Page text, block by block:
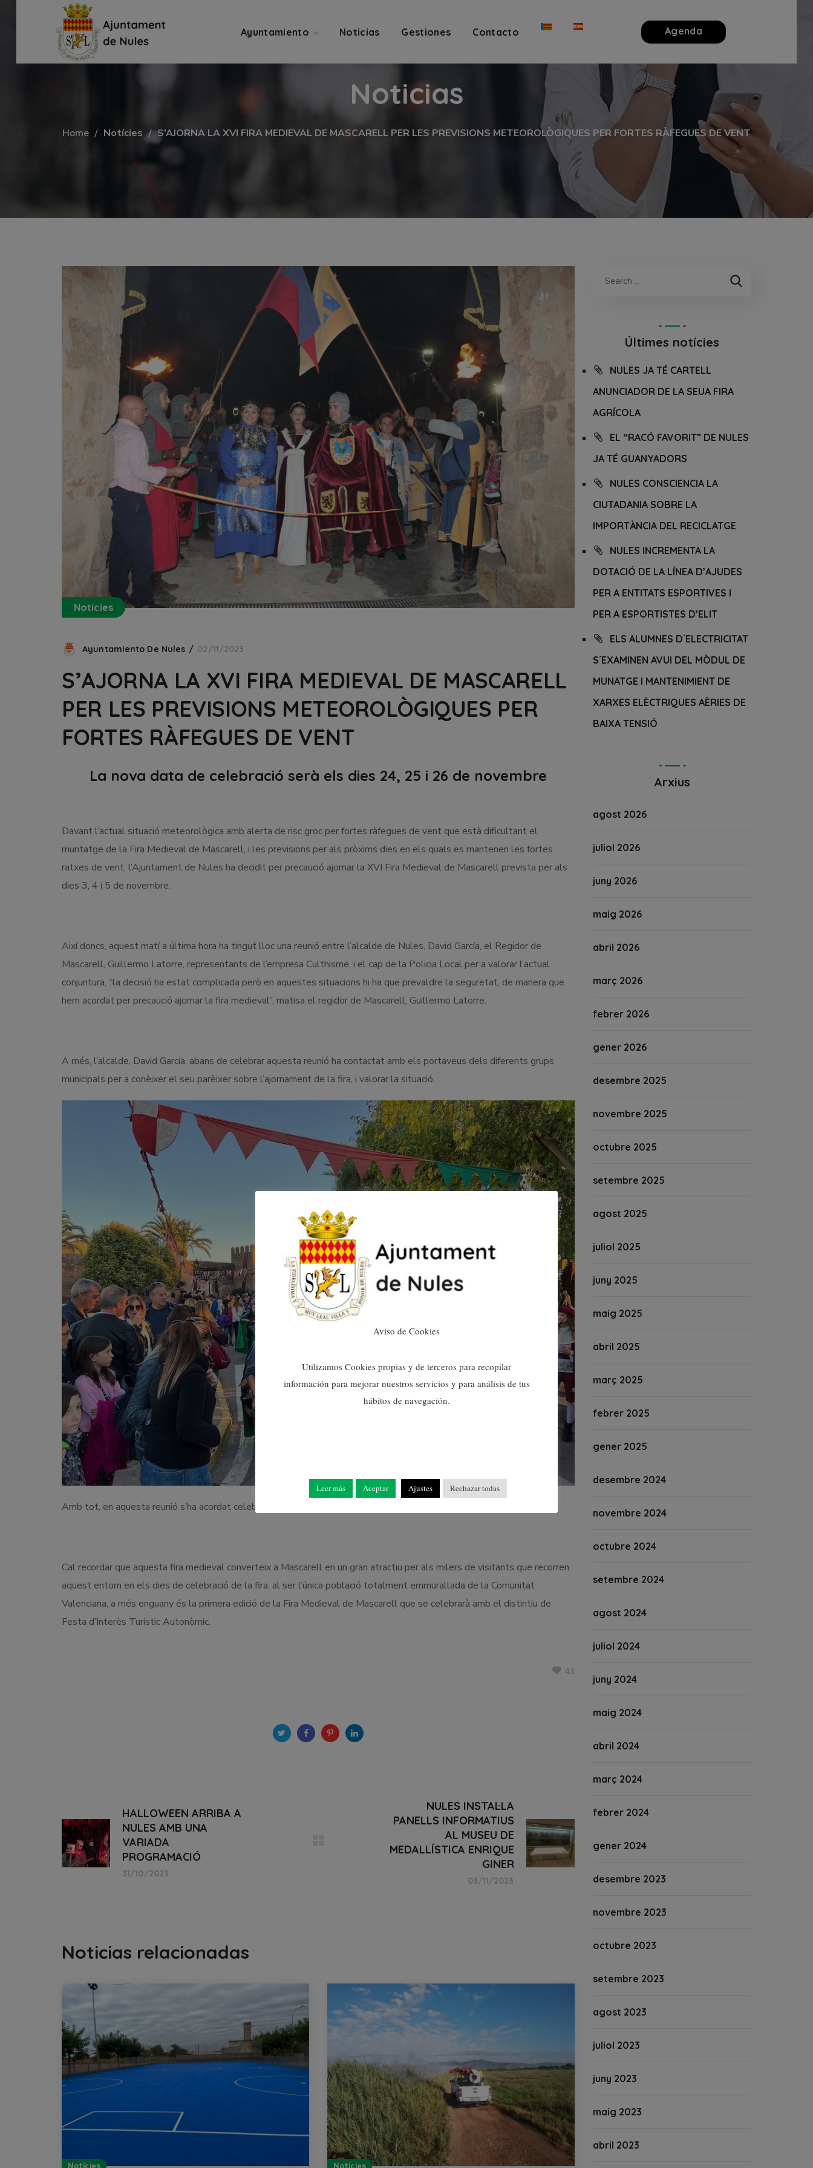
Ayuntamiento Noticias Gestiones Contacto Agenda
Noticias
Home Notícies S’AJORNA LA XVI FIRA MEDIEVAL DE MASCARELL PER LES PREVISIONS METEOROLÒGIQUES PER FORTES RÀFEGUES DE VENT
Notícies
Ayuntamiento De Nules 02/11/2023
S’AJORNA LA XVI FIRA MEDIEVAL DE MASCARELL
PER LES PREVISIONS METEOROLÒGIQUES PER
FORTES RÀFEGUES DE VENT
La nova data de celebració serà els dies 24, 25 i 26 de novembre
Davant l’actual situació meteorològica amb alerta de risc groc per fortes ràfegues de vent que està dificultant el
muntatge de la Fira Medieval de Mascarell, i les previsions per als pròxims dies en els quals es mantenen les fortes
ratxes de vent, l’Ajuntament de Nules ha decidit per precaució ajornar la XVI Fira Medieval de Mascarell prevista per als
dies 3, 4 i 5 de novembre.
Així doncs, aquest matí a última hora ha tingut lloc una reunió entre l’alcalde de Nules, David García, el Regidor de
Mascarell, Guillermo Latorre, representants de l’empresa Culthisme, i el cap de la Policia Local per a valorar l’actual
conjuntura, “la decisió ha estat complicada però en aquestes situacions hi ha que prevaldre la seguretat, de manera que
hem acordat per precaució ajornar la fira medieval”, matisa el regidor de Mascarell, Guillermo Latorre.
A més, l’alcalde, David García, abans de celebrar aquesta reunió ha contactat amb els portaveus dels diferents grups
municipals per a conèixer el seu parèixer sobre l’ajornament de la fira, i valorar la situació.
Amb tot, en aquesta reunió s’ha acordat celebrar la XVI Fira Medieval de Mascarell els dies 24, 25 i 26 de novembre.
Cal recordar que aquesta fira medieval converteix a Mascarell en un gran atractiu per als milers de visitants que recorren
aquest entorn en els dies de celebració de la fira, al ser l’única població totalment emmurallada de la Comunitat
Valenciana, a més enguany és la primera edició de la Fira Medieval de Mascarell que se celebrarà amb el distintiu de
Festa d’Interès Turístic Autonòmic.
43
HALLOWEEN ARRIBA A
NULES AMB UNA
VARIADA
PROGRAMACIÓ
31/10/2023
NULES INSTAL·LA
PANELLS INFORMATIUS
AL MUSEU DE
MEDALLÍSTICA ENRIQUE
GINER
03/11/2023
Noticias relacionadas
Últimes notícies
NULES JA TÉ CARTELL
ANUNCIADOR DE LA SEUA FIRA
AGRÍCOLA
EL “RACÓ FAVORIT” DE NULES
JA TÉ GUANYADORS
NULES CONSCIENCIA LA
CIUTADANIA SOBRE LA
IMPORTÀNCIA DEL RECICLATGE
NULES INCREMENTA LA
DOTACIÓ DE LA LÍNEA D’AJUDES
PER A ENTITATS ESPORTIVES I
PER A ESPORTISTES D’ELIT
ELS ALUMNES D´ELECTRICITAT
S´EXAMINEN AVUI DEL MÒDUL DE
MUNATGE I MANTENIMIENT DE
XARXES ELÈCTRIQUES AÈRIES DE
BAIXA TENSIÓ
Arxius
agost 2026
juliol 2026
juny 2026
maig 2026
abril 2026
març 2026
febrer 2026
gener 2026
desembre 2025
novembre 2025
octubre 2025
setembre 2025
agost 2025
juliol 2025
juny 2025
maig 2025
abril 2025
març 2025
febrer 2025
gener 2025
desembre 2024
novembre 2024
octubre 2024
setembre 2024
agost 2024
juliol 2024
juny 2024
maig 2024
abril 2024
març 2024
febrer 2024
gener 2024
desembre 2023
novembre 2023
octubre 2023
setembre 2023
agost 2023
juliol 2023
juny 2023
maig 2023
abril 2023
Aviso de Cookies
Utilizamos Cookies propias y de terceros para recopilar
información para mejorar nuestros servicios y para análisis de tus
hábitos de navegación.
Leer más Aceptar Ajustes Rechazar todas